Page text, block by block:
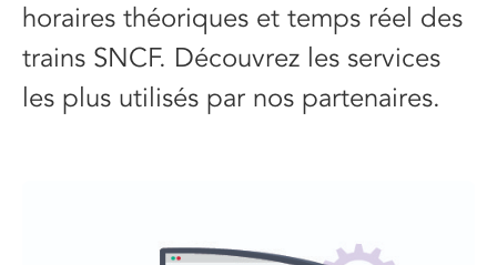
horaires théoriques et temps réel des
trains SNCF. Découvrez les services
les plus utilisés par nos partenaires.